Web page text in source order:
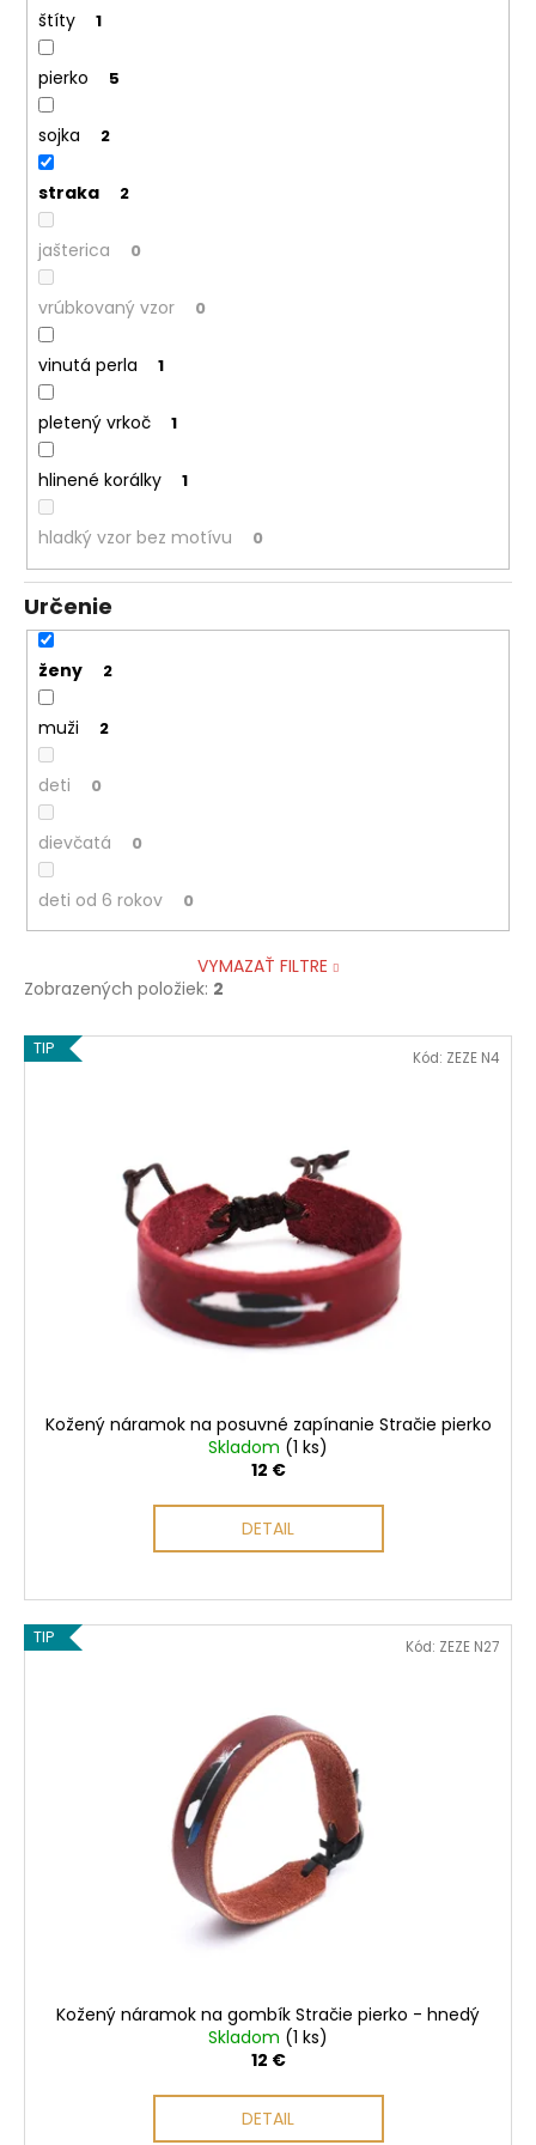
štíty 1
pierko 5
sojka 2
straka 2
jašterica 0
vrúbkovaný vzor 0
vinutá perla 1
pletený vrkoč 1
hlinené korálky 1
hladký vzor bez motívu 0
Určenie
ženy 2
muži 2
deti 0
dievčatá 0
deti od 6 rokov 0
VYMAZAŤ FILTRE
Zobrazených položiek: 2
V
TIP
Kožený náramok na posuvné zapínanie Stračie pierko
Skladom (1 ks)
12 €
DETAIL
Kód: ZEZE N4
TIP
Kožený náramok na gombík Stračie pierko - hnedý
Skladom (1 ks)
12 €
DETAIL
Kód: ZEZE N27